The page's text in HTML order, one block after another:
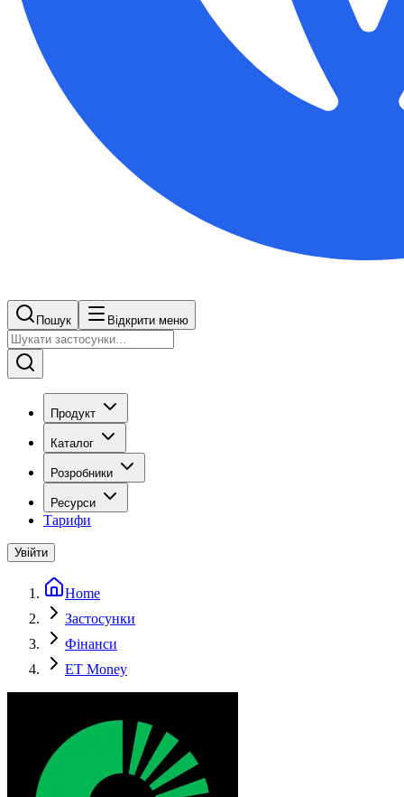
Пошук Відкрити меню
Продукт
Каталог
Розробники
Ресурси
Тарифи
Увійти
Home
Застосунки
Фінанси
ET Money